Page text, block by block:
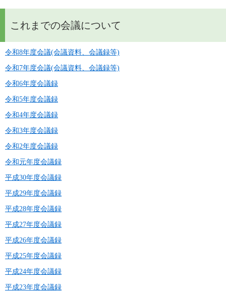
これまでの会議について
令和8年度会議(会議資料、会議録等)
令和7年度会議(会議資料、会議録等)
令和6年度会議録
令和5年度会議録
令和4年度会議録
令和3年度会議録
令和2年度会議録
令和元年度会議録
平成30年度会議録
平成29年度会議録
平成28年度会議録
平成27年度会議録
平成26年度会議録
平成25年度会議録
平成24年度会議録
平成23年度会議録